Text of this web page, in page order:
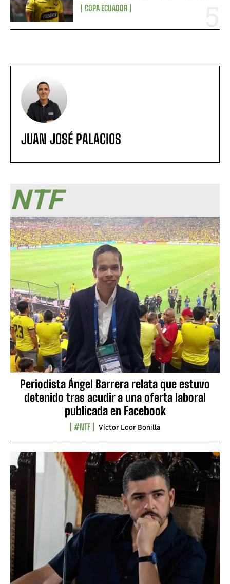
COPA ECUADOR
JUAN JOSÉ PALACIOS
NTF
Periodista Ángel Barrera relata que estuvo
detenido tras acudir a una oferta laboral
publicada en Facebook
#NTF Víctor Loor Bonilla